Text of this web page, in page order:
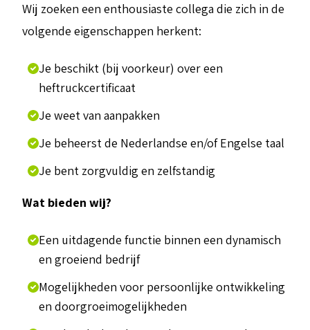
Wij zoeken een enthousiaste collega die zich in de
volgende eigenschappen herkent:
Je beschikt (bij voorkeur) over een
heftruckcertificaat
Je weet van aanpakken
Je beheerst de Nederlandse en/of Engelse taal
Je bent zorgvuldig en zelfstandig
Wat bieden wij?
Een uitdagende functie binnen een dynamisch
en groeiend bedrijf
Mogelijkheden voor persoonlijke ontwikkeling
en doorgroeimogelijkheden